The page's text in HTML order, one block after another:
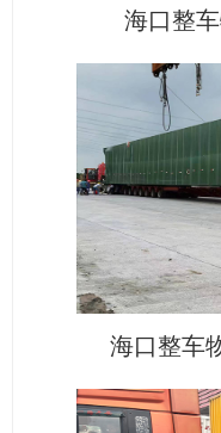
海口整
海口整车